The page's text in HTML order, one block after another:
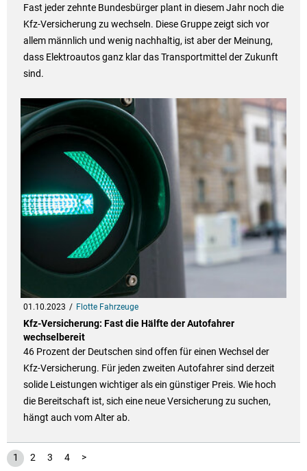
Fast jeder zehnte Bundesbürger plant in diesem Jahr noch die
Kfz-Versicherung zu wechseln. Diese Gruppe zeigt sich vor
allem männlich und wenig nachhaltig, ist aber der Meinung,
dass Elektroautos ganz klar das Transportmittel der Zukunft
sind.
01.10.2023 Flotte Fahrzeuge
Kfz-Versicherung: Fast die Hälfte der Autofahrer
wechselbereit
46 Prozent der Deutschen sind offen für einen Wechsel der
Kfz-Versicherung. Für jeden zweiten Autofahrer sind derzeit
solide Leistungen wichtiger als ein günstiger Preis. Wie hoch
die Bereitschaft ist, sich eine neue Versicherung zu suchen,
hängt auch vom Alter ab.
1 2 3 4 >